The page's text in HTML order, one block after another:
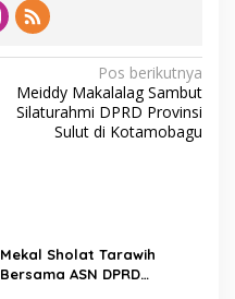
Pos berikutnya
Meiddy Makalalag Sambut
Silaturahmi DPRD Provinsi
Sulut di Kotamobagu
Mekal Sholat Tarawih
Bersama ASN DPRD